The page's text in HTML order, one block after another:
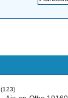
(123)